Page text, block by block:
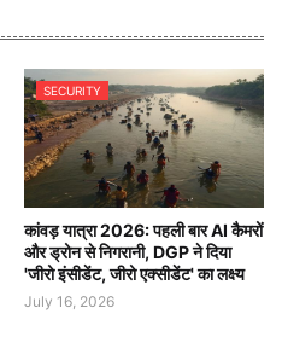
SECURITY
कांवड़ यात्रा 2026: पहली बार AI कैमरों
और ड्रोन से निगरानी, DGP ने दिया
'जीरो इंसीडेंट, जीरो एक्सीडेंट' का लक्ष्य
July 16, 2026